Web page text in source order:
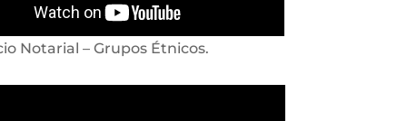
Notarial – Grupos Étnicos.